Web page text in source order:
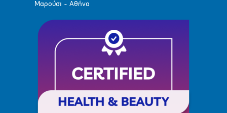
Μαρούσι - Αθήνα